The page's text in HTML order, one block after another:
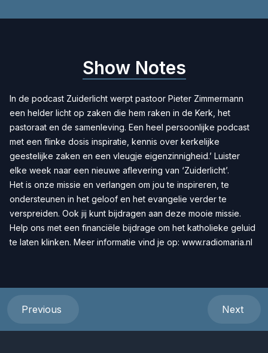
Show Notes
In de podcast Zuiderlicht werpt pastoor Pieter Zimmermann
een helder licht op zaken die hem raken in de Kerk, het
pastoraat en de samenleving. Een heel persoonlijke podcast
met een flinke dosis inspiratie, kennis over kerkelijke
geestelijke zaken en een vleugje eigenzinnigheid.’ Luister
elke week naar een nieuwe aflevering van ‘Zuiderlicht’.
Het is onze missie en verlangen om jou te inspireren, te
ondersteunen in het geloof en het evangelie verder te
verspreiden. Ook jij kunt bijdragen aan deze mooie missie.
Help ons met een financiële bijdrage om het katholieke geluid
te laten klinken. Meer informatie vind je op: www.radiomaria.nl
Previous Next